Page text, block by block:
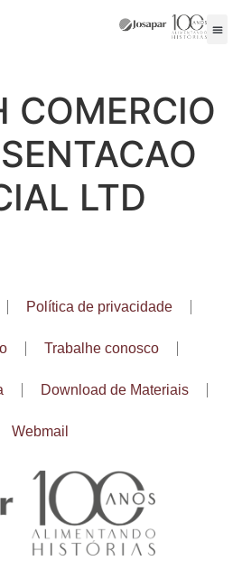
COMERCIO
LTD
Política de privacidade
Trabalhe conosco
Download de Materiais
Webmail